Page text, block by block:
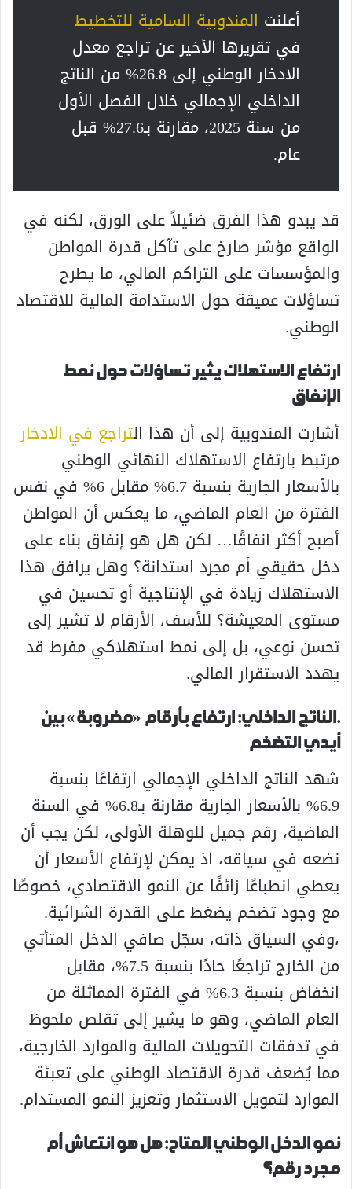
أعلنت المندوبية السامية للتخطيط
في تقريرها الأخير عن تراجع معدل
الادخار الوطني إلى 26.8% من الناتج
الداخلي الإجمالي خلال الفصل الأول
من سنة 2025، مقارنة بـ27.6% قبل
عام.
قد يبدو هذا الفرق ضئيلاً على الورق، لكنه في
الواقع مؤشر صارخ على تآكل قدرة المواطن
والمؤسسات على التراكم المالي، ما يطرح
تساؤلات عميقة حول الاستدامة المالية للاقتصاد
الوطني.
ارتفاع الاستهلاك يثير تساؤلات حول نمط
الإنفاق
أشارت المندوبية إلى أن هذا التراجع في الادخار
مرتبط بارتفاع الاستهلاك النهائي الوطني
بالأسعار الجارية بنسبة 6.7% مقابل 6% في نفس
الفترة من العام الماضي، ما يعكس أن المواطن
أصبح أكثر انفاقًا… لكن هل هو إنفاق بناء على
دخل حقيقي أم مجرد استدانة؟ وهل يرافق هذا
الاستهلاك زيادة في الإنتاجية أو تحسين في
مستوى المعيشة؟ للأسف، الأرقام لا تشير إلى
تحسن نوعي، بل إلى نمط استهلاكي مفرط قد
يهدد الاستقرار المالي.
.الناتج الداخلي: ارتفاع بأرقام «مضروبة» بين
أيدي التضخم
شهد الناتج الداخلي الإجمالي ارتفاعًا بنسبة
6.9% بالأسعار الجارية مقارنة بـ6.8% في السنة
الماضية، رقم جميل للوهلة الأولى، لكن يجب أن
نضعه في سياقه، اذ يمكن لإرتفاع الأسعار أن
يعطي انطباعًا زائفًا عن النمو الاقتصادي، خصوصًا
مع وجود تضخم يضغط على القدرة الشرائية.
،وفي السياق ذاته، سجّل صافي الدخل المتأتي
من الخارج تراجعًا حادًا بنسبة 7.5%، مقابل
انخفاض بنسبة 6.3% في الفترة المماثلة من
العام الماضي، وهو ما يشير إلى تقلص ملحوظ
في تدفقات التحويلات المالية والموارد الخارجية،
مما يُضعف قدرة الاقتصاد الوطني على تعبئة
الموارد لتمويل الاستثمار وتعزيز النمو المستدام.
نمو الدخل الوطني المتاح: هل هو انتعاش أم
مجرد رقم؟